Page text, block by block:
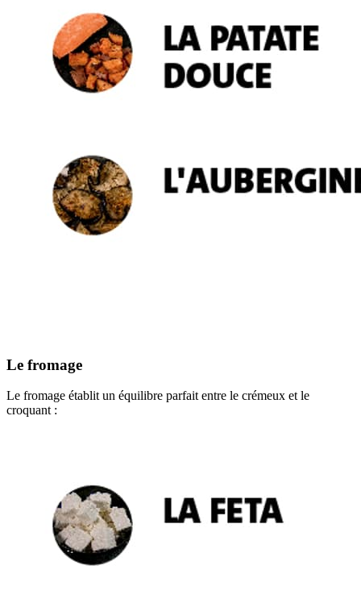
Le fromage
Le fromage établit un équilibre parfait entre le crémeux et le
croquant :